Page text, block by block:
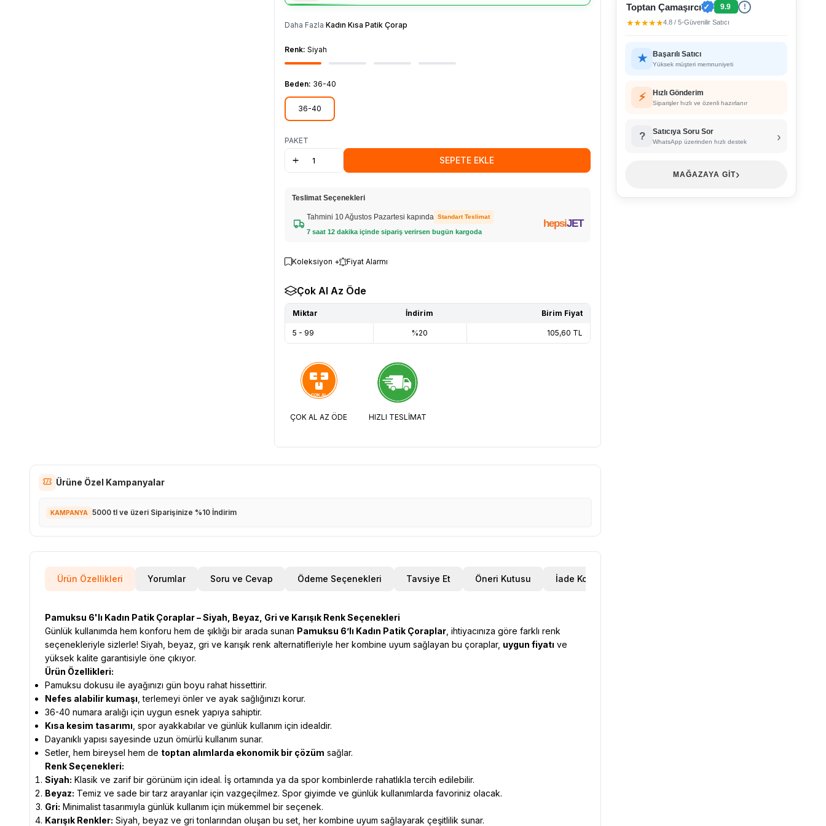
Daha Fazla Kadın Kısa Patik Çorap
Renk: Siyah
Beden: 36-40
36-40
PAKET
SEPETE EKLE
Teslimat Seçenekleri
Tahmini 10 Ağustos Pazartesi kapında Standart Teslimat
7 saat 12 dakika içinde sipariş verirsen bugün kargoda
hepsiJET
Koleksiyon + Fiyat Alarmı
Çok Al Az Öde
Miktar İndirim Birim Fiyat
5 - 99 %20 105,60 TL
ÇOK AL AZ ÖDE HIZLI TESLİMAT
Ürüne Özel Kampanyalar
KAMPANYA 5000 tl ve üzeri Siparişinize %10 İndirim
Ürün Özellikleri Yorumlar Soru ve Cevap Ödeme Seçenekleri Tavsiye Et Öneri Kutusu İade Koşulları
Pamuksu 6'lı Kadın Patik Çoraplar – Siyah, Beyaz, Gri ve Karışık Renk Seçenekleri
Günlük kullanımda hem konforu hem de şıklığı bir arada sunan Pamuksu 6’lı Kadın Patik Çoraplar , ihtiyacınıza göre farklı renk
seçenekleriyle sizlerle! Siyah, beyaz, gri ve karışık renk alternatifleriyle her kombine uyum sağlayan bu çoraplar, uygun fiyatı ve
yüksek kalite garantisiyle öne çıkıyor.
Ürün Özellikleri:
Pamuksu dokusu ile ayağınızı gün boyu rahat hissettirir.
Nefes alabilir kumaşı , terlemeyi önler ve ayak sağlığınızı korur.
36-40 numara aralığı için uygun esnek yapıya sahiptir.
Kısa kesim tasarımı , spor ayakkabılar ve günlük kullanım için idealdir.
Dayanıklı yapısı sayesinde uzun ömürlü kullanım sunar.
Setler, hem bireysel hem de toptan alımlarda ekonomik bir çözüm sağlar.
Renk Seçenekleri:
Siyah: Klasik ve zarif bir görünüm için ideal. İş ortamında ya da spor kombinlerde rahatlıkla tercih edilebilir.
Beyaz: Temiz ve sade bir tarz arayanlar için vazgeçilmez. Spor giyimde ve günlük kullanımlarda favoriniz olacak.
Gri: Minimalist tasarımıyla günlük kullanım için mükemmel bir seçenek.
Karışık Renkler: Siyah, beyaz ve gri tonlarından oluşan bu set, her kombine uyum sağlayarak çeşitlilik sunar.
Toptan Çamaşırcı ✓ 9.9 !
★★★★★4.8 / 5•Güvenilir Satıcı
★ Başarılı Satıcı
Yüksek müşteri memnuniyeti
⚡ Hızlı Gönderim
Siparişler hızlı ve özenli hazırlanır
? Satıcıya Soru Sor
WhatsApp üzerinden hızlı destek ›
MAĞAZAYA GİT›